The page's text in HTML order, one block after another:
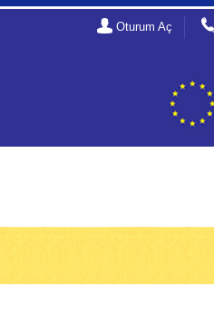
Oturum Aç